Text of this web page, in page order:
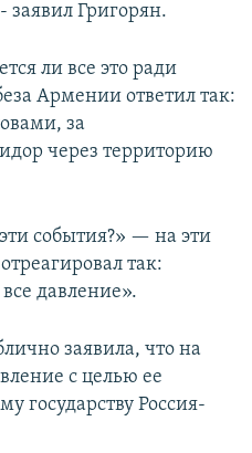
заявил Григорян.
ли все это ради
Армении ответил так:
за
через территорию
события?» — на эти
так:
все давление».
заявила, что на
с целью ее
государству Россия-